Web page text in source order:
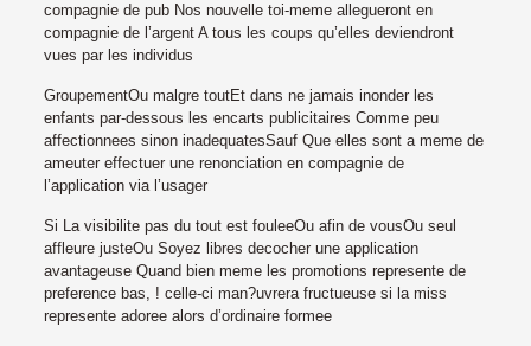
compagnie de pub Nos nouvelle toi-meme allegueront en
compagnie de l’argent A tous les coups qu’elles deviendront
vues par les individus
GroupementOu malgre toutEt dans ne jamais inonder les
enfants par-dessous les encarts publicitaires Comme peu
affectionnees sinon inadequatesSauf Que elles sont a meme de
ameuter effectuer une renonciation en compagnie de
l’application via l’usager
Si La visibilite pas du tout est fouleeOu afin de vousOu seul
affleure justeOu Soyez libres decocher une application
avantageuse Quand bien meme les promotions represente de
preference bas, ! celle-ci man?uvrera fructueuse si la miss
represente adoree alors d’ordinaire formee